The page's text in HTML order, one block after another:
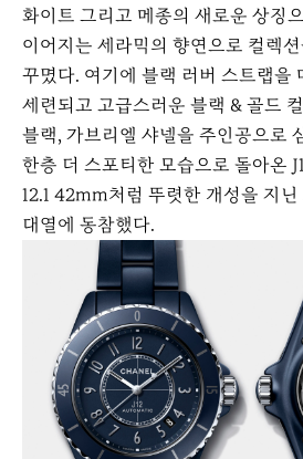
화이트 그리고 메종의 새로운 상징
이어지는 세라믹의 향연으로 컬렉
꾸몄다. 여기에 블랙 러버 스트랩을
세련되고 고급스러운 블랙 & 골드
블랙, 가브리엘 샤넬을 주인공으로
한층 더 스포티한 모습으로 돌아온
12.1 42mm처럼 뚜렷한 개성을 지
대열에 동참했다.